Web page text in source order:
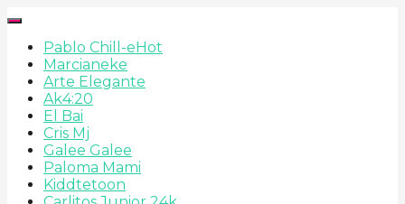
Pablo Chill-eHot
Marcianeke
Arte Elegante
Ak4:20
El Bai
Cris Mj
Galee Galee
Paloma Mami
Kiddtetoon